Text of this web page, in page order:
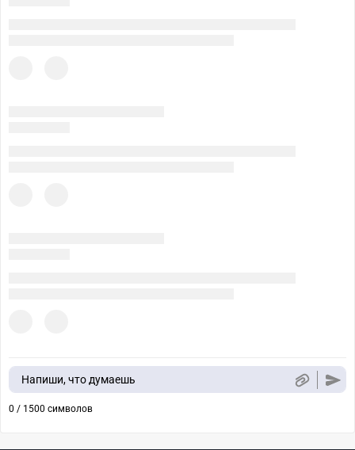
Напиши, что думаешь
0 / 1500 символов